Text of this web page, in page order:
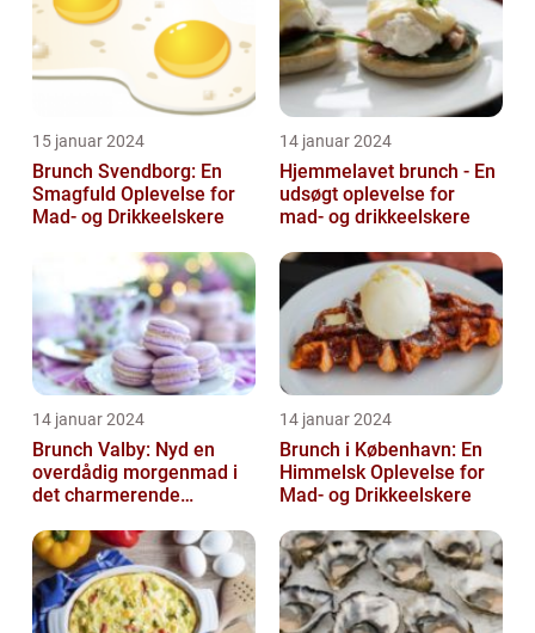
15 januar 2024
Brunch Svendborg: En
Smagfuld Oplevelse for
Mad- og Drikkeelskere
14 januar 2024
Hjemmelavet brunch - En
udsøgt oplevelse for
mad- og drikkeelskere
14 januar 2024
Brunch Valby: Nyd en
overdådig morgenmad i
det charmerende
14 januar 2024
Brunch i København: En
Himmelsk Oplevelse for
Mad- og Drikkeelskere